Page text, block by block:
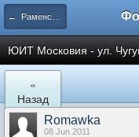
← Раменское
ЮИТ Московия - ул.
«
Назад
Romawka
08 Jun 2011